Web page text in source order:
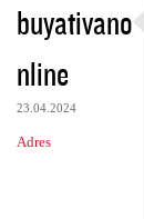
buyativano
nline
23.04.2024
Adres